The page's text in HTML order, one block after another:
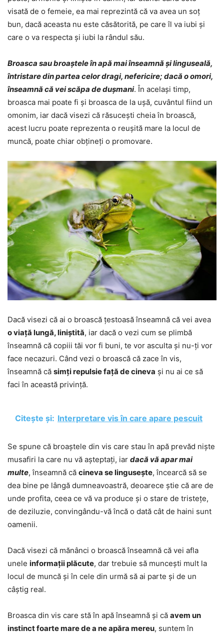
visată de o femeie, ea mai reprezintă că va avea un soț
bun, dacă aceasta nu este căsătorită, pe care îl va iubi și
care o va respecta și iubi la rândul său.
Broasca sau broaștele în apă mai înseamnă și linguseală,
întristare din partea celor dragi, nefericire; dacă o omori,
înseamnă că vei scăpa de dușmani. În același timp,
broasca mai poate fi și broasca de la ușă, cuvântul fiind un
omonim, iar dacă visezi că răsucești cheia în broască,
acest lucru poate reprezenta o reușită mare la locul de
muncă, poate chiar obțineți o promovare.
Dacă visezi că ai o broască țestoasă înseamnă că vei avea
o viață lungă, liniștită, iar dacă o vezi cum se plimbă
înseamnă că copiii tăi vor fi buni, te vor asculta și nu-ți vor
face necazuri. Când vezi o broască că zace în vis,
înseamnă că simți repulsie față de cineva și nu ai ce să
faci în această privință.
Citește și: Interpretare vis în care apare pescuit
Se spune că broaștele din vis care stau în apă prevăd niște
musafiri la care nu vă așteptați, iar dacă vă apar mai
multe, înseamnă că cineva se lingusește, încearcă să se
dea bine pe lângă dumneavoastră, deoarece știe că are de
unde profita, ceea ce vă va produce și o stare de tristețe,
de deziluzie, convingându-vă încă o dată cât de haini sunt
oamenii.
Dacă visezi că mănânci o broască înseamnă că vei afla
unele informații plăcute, dar trebuie să muncești mult la
locul de muncă și în cele din urmă să ai parte și de un
câștig real.
Broasca din vis care stă în apă înseamnă și că avem un
instinct foarte mare de a ne apăra mereu, suntem în